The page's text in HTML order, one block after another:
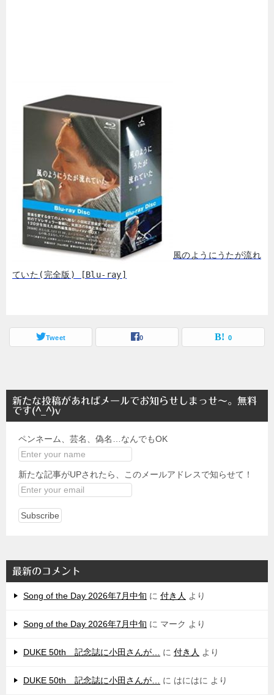
風のようにうたが流れ
ていた(完全版) [Blu-ray]
Tweet 0 0
新たな投稿があればメールでお知らせしまっせ～。無料
です(^_^)v
ペンネーム、芸名、偽名…なんでもOK
新たな記事がUPされたら、このメールアドレスで知らせて！
最新のコメント
Song of the Day 2026年7月中旬 に 付き人 より
Song of the Day 2026年7月中旬 に マーク より
DUKE 50th 記念誌に小田さんが… に 付き人 より
DUKE 50th 記念誌に小田さんが… に はにはに より